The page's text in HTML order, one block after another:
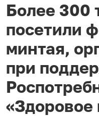
Более 300
посетили
минтая,
при
«Здоровое